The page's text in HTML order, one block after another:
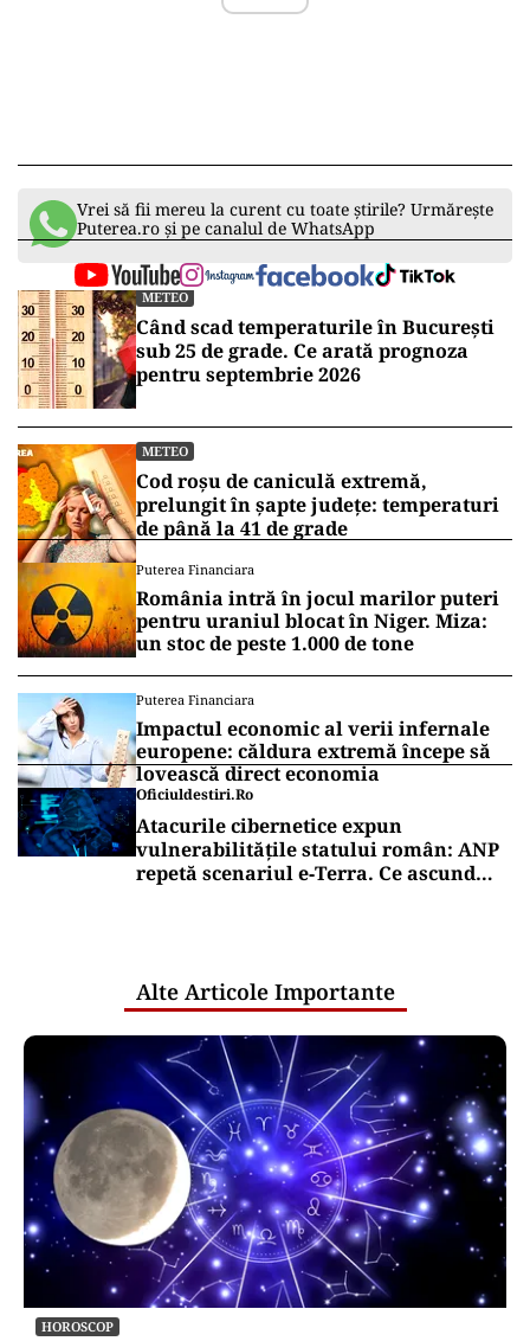
Vrei să fii mereu la curent cu toate știrile? Urmărește
Puterea.ro și pe canalul de WhatsApp
METEO
Când scad temperaturile în București
sub 25 de grade. Ce arată prognoza
pentru septembrie 2026
METEO
Cod roșu de caniculă extremă,
prelungit în șapte județe: temperaturi
de până la 41 de grade
Puterea Financiara
România intră în jocul marilor puteri
pentru uraniul blocat în Niger. Miza:
un stoc de peste 1.000 de tone
Puterea Financiara
Impactul economic al verii infernale
europene: căldura extremă începe să
lovească direct economia
Oficiuldestiri.ro
Atacurile cibernetice expun
vulnerabilitățile statului român: ANP
repetă scenariul e‑Terra. Ce ascund
Alte Articole Importante
HOROSCOP